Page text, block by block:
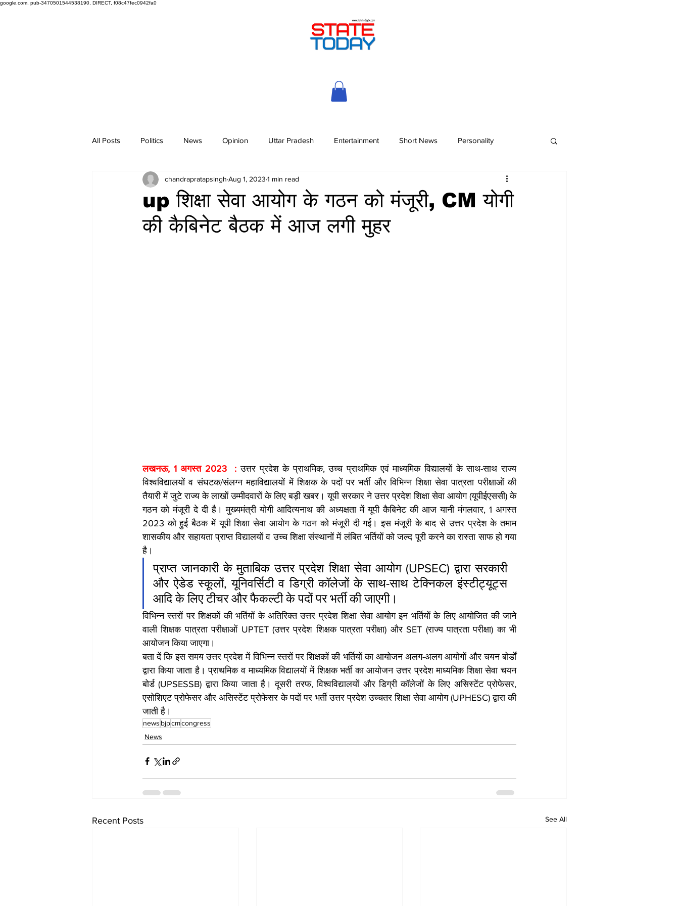
google.com, pub-3470501544538190, DIRECT, f08c47fec0942fa0
All Posts Politics News Opinion Uttar Pradesh Entertainment Short News Personality
up शिक्षा सेवा आयोग के गठन को मंजूरी, CM योगी
की कैबिनेट बैठक में आज लगी मुहर
chandrapratapsingh Aug 1, 2023 1 min read
लखनऊ, 1 अगस्त 2023  : उत्तर प्रदेश के प्राथमिक, उच्च प्राथमिक एवं माध्यमिक विद्यालयों के साथ-साथ राज्य
विश्वविद्यालयों व संघटक/संलग्न महाविद्यालयों में शिक्षक के पदों पर भर्ती और विभिन्न शिक्षा सेवा पात्रता परीक्षाओं की
तैयारी में जुटे राज्य के लाखों उम्मीदवारों के लिए बड़ी खबर। यूपी सरकार ने उत्तर प्रदेश शिक्षा सेवा आयोग (यूपीईएससी) के
गठन को मंजूरी दे दी है। मुख्यमंत्री योगी आदित्यनाथ की अध्यक्षता में यूपी कैबिनेट की आज यानी मंगलवार, 1 अगस्त
2023 को हुई बैठक में यूपी शिक्षा सेवा आयोग के गठन को मंजूरी दी गई। इस मंजूरी के बाद से उत्तर प्रदेश के तमाम
शासकीय और सहायता प्राप्त विद्यालयों व उच्च शिक्षा संस्थानों में लंबित भर्तियों को जल्द पूरी करने का रास्ता साफ हो गया
है।
प्राप्त जानकारी के मुताबिक उत्तर प्रदेश शिक्षा सेवा आयोग (UPSEC) द्वारा सरकारी
और ऐडेड स्कूलों, यूनिवर्सिटी व डिग्री कॉलेजों के साथ-साथ टेक्निकल इंस्टीट्यूट्स
आदि के लिए टीचर और फैकल्टी के पदों पर भर्ती की जाएगी।
विभिन्न स्तरों पर शिक्षकों की भर्तियों के अतिरिक्त उत्तर प्रदेश शिक्षा सेवा आयोग इन भर्तियों के लिए आयोजित की जाने
वाली शिक्षक पात्रता परीक्षाओं UPTET (उत्तर प्रदेश शिक्षक पात्रता परीक्षा) और SET (राज्य पात्रता परीक्षा) का भी
आयोजन किया जाएगा।
बता दें कि इस समय उत्तर प्रदेश में विभिन्न स्तरों पर शिक्षकों की भर्तियों का आयोजन अलग-अलग आयोगों और चयन बोर्डों
द्वारा किया जाता है। प्राथमिक व माध्यमिक विद्यालयों में शिक्षक भर्ती का आयोजन उत्तर प्रदेश माध्यमिक शिक्षा सेवा चयन
बोर्ड (UPSESSB) द्वारा किया जाता है। दूसरी तरफ, विश्वविद्यालयों और डिग्री कॉलेजों के लिए असिस्टेंट प्रोफेसर,
एसोशिएट प्रोफेसर और असिस्टेंट प्रोफेसर के पदों पर भर्ती उत्तर प्रदेश उच्चतर शिक्षा सेवा आयोग (UPHESC) द्वारा की
जाती है।
news bjpcmcongress
News
Recent Posts See All